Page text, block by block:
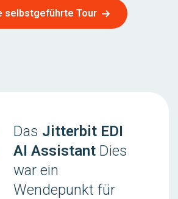
selbstgeführte Tour
Das Jitterbit EDI
AI Assistant Dies
war ein
Wendepunkt für